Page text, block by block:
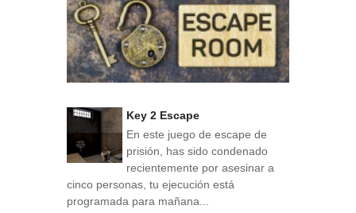
Key 2 Escape
En este juego de escape de
prisión, has sido condenado
recientemente por asesinar a
cinco personas, tu ejecución está
programada para mañana...